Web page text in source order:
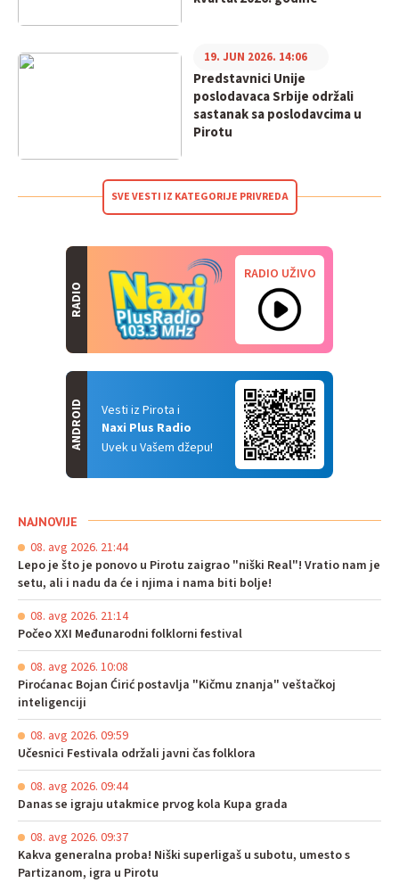
Predstavnici Unije
poslodavaca Srbije održali
sastanak sa poslodavcima u
Pirotu
19. JUN 2026. 14:06
SVE VESTI IZ KATEGORIJE PRIVREDA
RADIO
RADIO UŽIVO
Vesti iz Pirota i
Naxi Plus Radio
Uvek u Vašem džepu!
ANDROID
NAJNOVIJE
08. avg 2026. 21:44
Lepo je što je ponovo u Pirotu zaigrao "niški Real"! Vratio nam je
setu, ali i nadu da će i njima i nama biti bolje!
08. avg 2026. 21:14
Počeo XXI Međunarodni folklorni festival
08. avg 2026. 10:08
Piroćanac Bojan Ćirić postavlja "Kičmu znanja" veštačkoj
inteligenciji
08. avg 2026. 09:59
Učesnici Festivala održali javni čas folklora
08. avg 2026. 09:44
Danas se igraju utakmice prvog kola Kupa grada
08. avg 2026. 09:37
Kakva generalna proba! Niški superligaš u subotu, umesto s
Partizanom, igra u Pirotu